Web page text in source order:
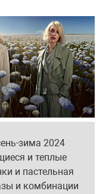
зима 2024
и теплые
и пастельная
и комбинации